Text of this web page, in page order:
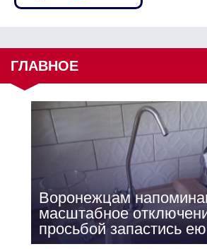
ГЛАВНОЕ
Воронежцам
масштабное
просьбой запастись ею